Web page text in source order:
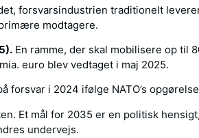
forsvarsindustrien traditionelt
modtagere.
En ramme, der skal mobilisere op til
euro blev vedtaget i maj 2025.
forsvar i 2024 ifølge NATO’s
Et mål for 2035 er en politisk
undervejs.